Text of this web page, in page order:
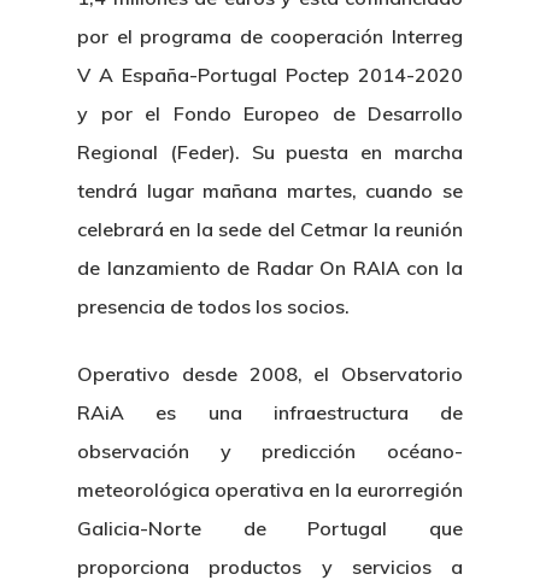
por el programa de cooperación Interreg
V A España-Portugal Poctep 2014-2020
y por el Fondo Europeo de Desarrollo
Regional (Feder). Su puesta en marcha
tendrá lugar mañana martes, cuando se
celebrará en la sede del Cetmar la reunión
de lanzamiento de Radar On RAIA con la
presencia de todos los socios.
Operativo desde 2008, el Observatorio
RAiA es una infraestructura de
observación y predicción océano-
meteorológica operativa en la eurorregión
Galicia-Norte de Portugal que
proporciona productos y servicios a
Identidad Corporativa
Logo CETMAR
Publicaciones
Memoria
Centro De
Contratación
Licitaciones
Gobierno
Plan De Igualdad